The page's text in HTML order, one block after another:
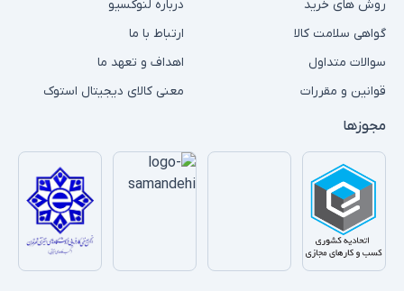
روش های خرید
گواهی سلامت کالا
سوالات متداول
قوانین و مقررات
درباره لنوکسیو
ارتباط با ما
اهداف و تعهد ما
معنی کالای دیجیتال استوک
مجوزها